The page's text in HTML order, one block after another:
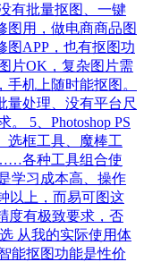
有批量抠图、一键
图用，做电商商品图
图APP，也有抠图功
片OK，复杂图片需
机上随时能抠图。
量处理、没有平台尺
5、Photoshop PS
选框工具、魔棒工
各种工具组合使
学习成本高、操作
以上，而易可图这
度有极致要求，否
从我的实际使用体
能抠图功能是性价